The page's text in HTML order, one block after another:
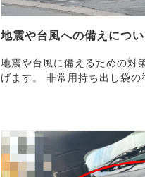
地震や台風への備えについ
地震や台風に備えるための対
げます。 非常用持ち出